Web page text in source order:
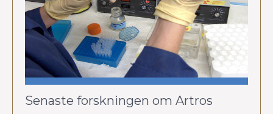
Senaste forskningen om Artros